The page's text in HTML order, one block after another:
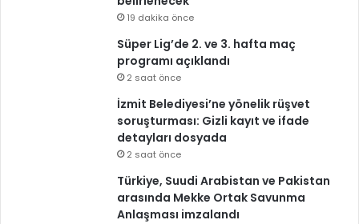
19 dakika önce
Süper Lig’de 2. ve 3. hafta maç
programı açıklandı
2 saat önce
İzmit Belediyesi’ne yönelik rüşvet
soruşturması: Gizli kayıt ve ifade
detayları dosyada
2 saat önce
Türkiye, Suudi Arabistan ve Pakistan
arasında Mekke Ortak Savunma
Anlaşması imzalandı